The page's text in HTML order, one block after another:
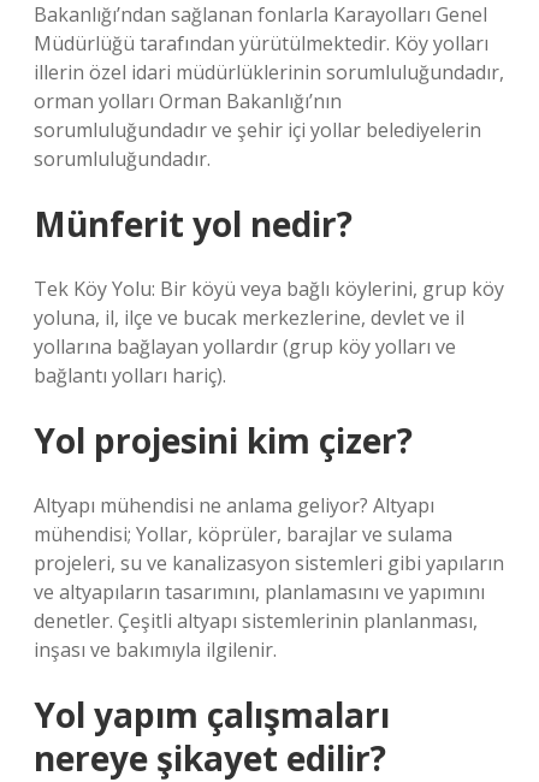
Bakanlığı’ndan sağlanan fonlarla Karayolları Genel
Müdürlüğü tarafından yürütülmektedir. Köy yolları
illerin özel idari müdürlüklerinin sorumluluğundadır,
orman yolları Orman Bakanlığı’nın
sorumluluğundadır ve şehir içi yollar belediyelerin
sorumluluğundadır.
Münferit yol nedir?
Tek Köy Yolu: Bir köyü veya bağlı köylerini, grup köy
yoluna, il, ilçe ve bucak merkezlerine, devlet ve il
yollarına bağlayan yollardır (grup köy yolları ve
bağlantı yolları hariç).
Yol projesini kim çizer?
Altyapı mühendisi ne anlama geliyor? Altyapı
mühendisi; Yollar, köprüler, barajlar ve sulama
projeleri, su ve kanalizasyon sistemleri gibi yapıların
ve altyapıların tasarımını, planlamasını ve yapımını
denetler. Çeşitli altyapı sistemlerinin planlanması,
inşası ve bakımıyla ilgilenir.
Yol yapım çalışmaları
nereye şikayet edilir?